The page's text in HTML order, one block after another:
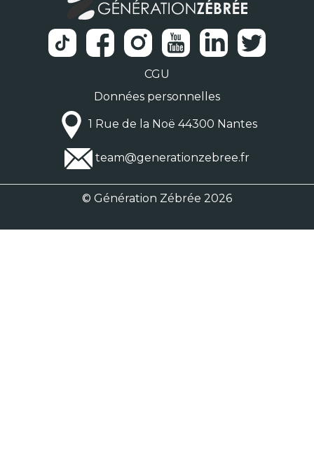
CGU
Données personnelles
1 Rue de la Noë 44300 Nantes
team@generationzebree.fr
© Génération Zébrée 2026